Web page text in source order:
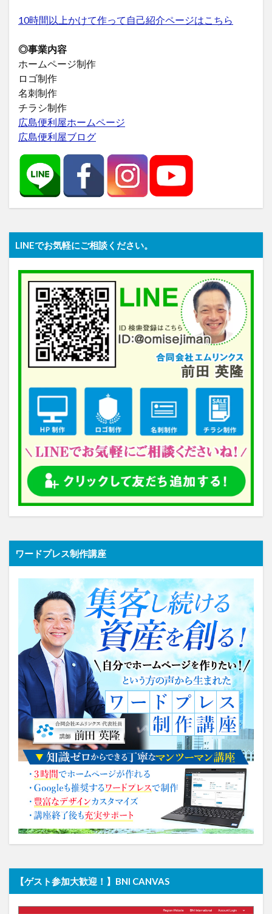
10時間以上かけて作って自己紹介ページはこちら
◎事業内容
ホームページ制作
ロゴ制作
名刺制作
チラシ制作
広島便利屋ホームページ
広島便利屋ブログ
LINEでお気軽にご相談ください。
ワードプレス制作講座
【ゲスト参加大歓迎！】BNI CANVAS